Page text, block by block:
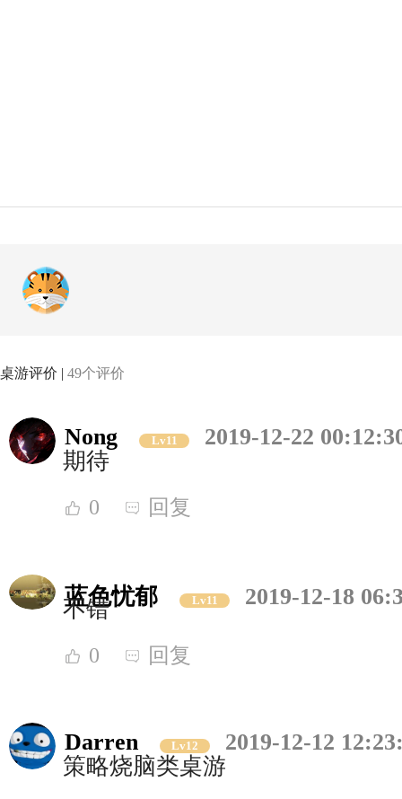
桌游评价 | 49个评价
Nong Lv11
2019-12-22
期待
0 回复
蓝色忧郁 Lv11 2019-12-18
不错
0 回复
Darren Lv12
2019-12-12
策略烧脑类桌游